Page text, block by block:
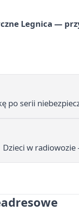
Legnica —
po serii
Dzieci w